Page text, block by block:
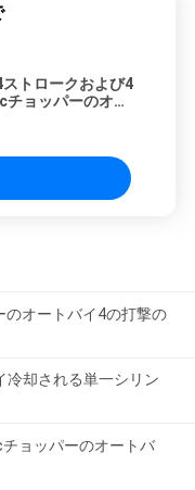
トロークおよび4
ョッパーのオー
オートバイ4の打撃の
冷却される単一シリン
ョッパーのオートバ